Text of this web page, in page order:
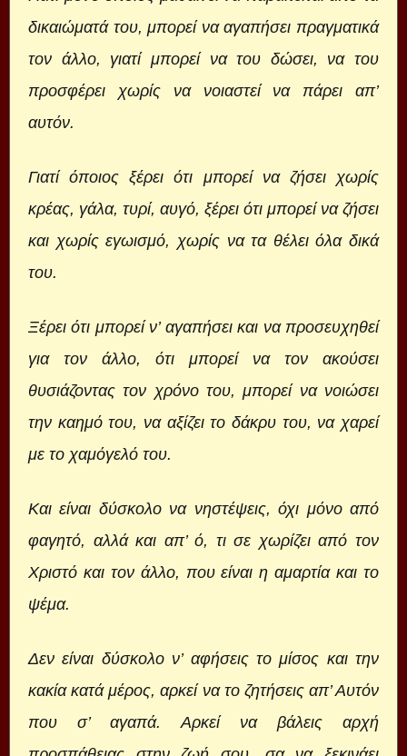
δικαιώματά του, μπορεί να αγαπήσει πραγματικά
τον άλλο, γιατί μπορεί να του δώσει, να του
προσφέρει χωρίς να νοιαστεί να πάρει απ’
αυτόν.
Γιατί όποιος ξέρει ότι μπορεί να ζήσει χωρίς
κρέας, γάλα, τυρί, αυγό, ξέρει ότι μπορεί να ζήσει
και χωρίς εγωισμό, χωρίς να τα θέλει όλα δικά
του.
Ξέρει ότι μπορεί ν’ αγαπήσει και να προσευχηθεί
για τον άλλο, ότι μπορεί να τον ακούσει
θυσιάζοντας τον χρόνο του, μπορεί να νοιώσει
την καημό του, να αξίζει το δάκρυ του, να χαρεί
με το χαμόγελό του.
Και είναι δύσκολο να νηστέψεις, όχι μόνο από
φαγητό, αλλά και απ’ ό, τι σε χωρίζει από τον
Χριστό και τον άλλο, που είναι η αμαρτία και το
ψέμα.
Δεν είναι δύσκολο ν’ αφήσεις το μίσος και την
κακία κατά μέρος, αρκεί να το ζητήσεις απ’ Αυτόν
που σ’ αγαπά. Αρκεί να βάλεις αρχή